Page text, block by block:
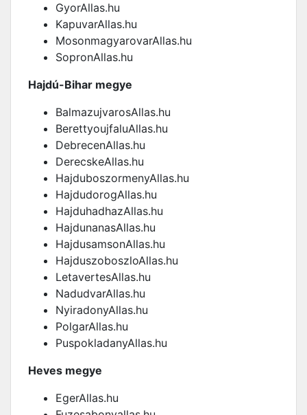
GyorAllas.hu
KapuvarAllas.hu
MosonmagyarovarAllas.hu
SopronAllas.hu
Hajdú-Bihar megye
BalmazujvarosAllas.hu
BerettyoujfaluAllas.hu
DebrecenAllas.hu
DerecskeAllas.hu
HajduboszormenyAllas.hu
HajdudorogAllas.hu
HajduhadhazAllas.hu
HajdunanasAllas.hu
HajdusamsonAllas.hu
HajduszoboszloAllas.hu
LetavertesAllas.hu
NadudvarAllas.hu
NyiradonyAllas.hu
PolgarAllas.hu
PuspokladanyAllas.hu
Heves megye
EgerAllas.hu